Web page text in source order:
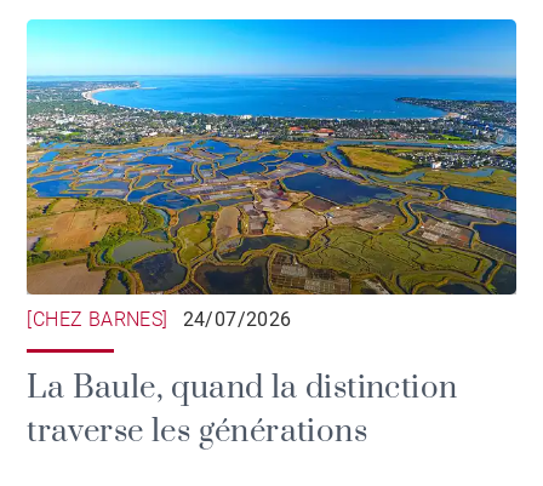
[CHEZ BARNES] 24/07/2026
La Baule, quand la distinction
traverse les générations